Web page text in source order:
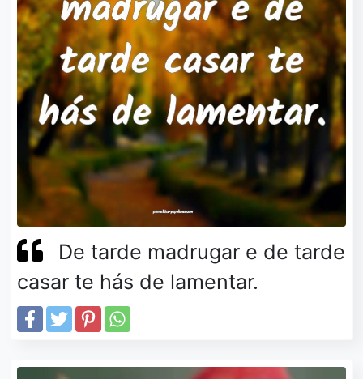
De tarde madrugar e de tarde
casar te hás de lamentar.